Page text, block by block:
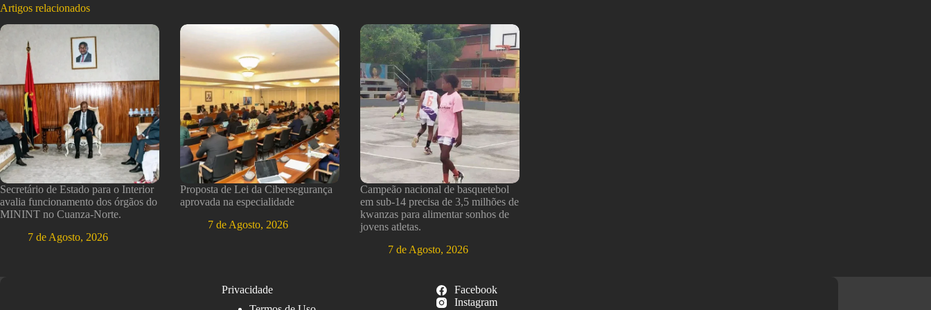
Artigos relacionados
Secretário de Estado para o Interior
avalia funcionamento dos órgãos do
MININT no Cuanza-Norte.
7 de Agosto, 2026
Proposta de Lei da Cibersegurança
aprovada na especialidade
7 de Agosto, 2026
Campeão nacional de basquetebol
em sub-14 precisa de 3,5 milhões de
kwanzas para alimentar sonhos de
jovens atletas.
7 de Agosto, 2026
Privacidade
Facebook
Instagram